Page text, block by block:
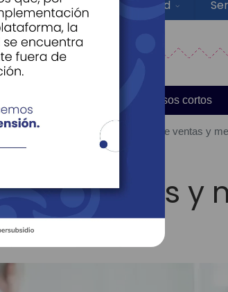
Cultura Salud
Cursos cortos
Técnico laboral en asistente de ventas y
de ventas y